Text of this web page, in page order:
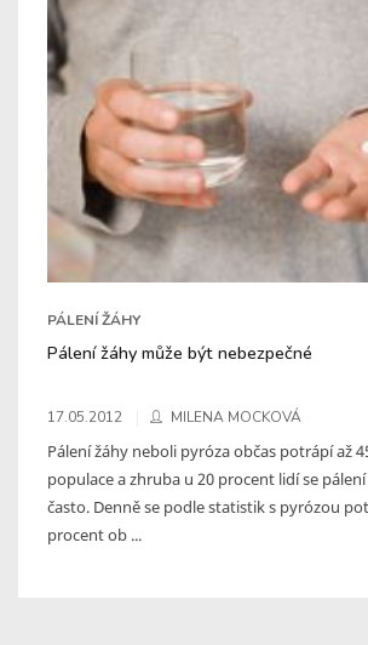
PÁLENÍ ŽÁHY
Pálení žáhy může být nebezpečné
17.05.2012 MILENA MOCKOVÁ
Pálení žáhy neboli pyróza občas potrápí až
populace a zhruba u 20 procent lidí se
často. Denně se podle statistik s pyrózou
procent ob ...